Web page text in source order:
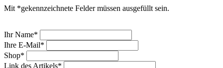
Mit *gekennzeichnete Felder müssen ausgefüllt sein.
Ihr Name*
Ihre E-Mail*
Shop*
Link des Artikels*